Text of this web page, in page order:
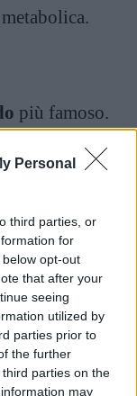
Personal
third parties, or
for
opt-out
that after your
seeing
utilized by
parties prior to
the further
parties on the
may
più famoso.
alcune specie
(insieme
un profilo
dello
glicemico
a chi
nel